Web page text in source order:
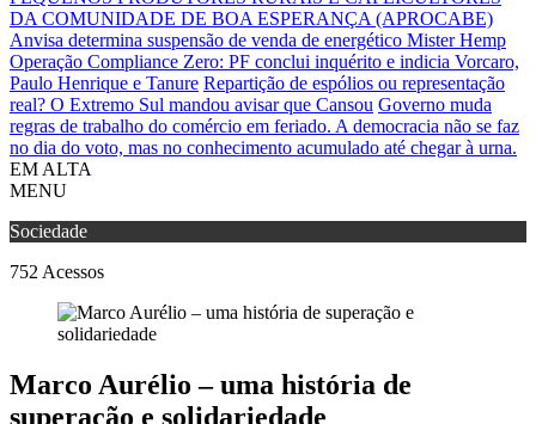
DA COMUNIDADE DE BOA ESPERANÇA (APROCABE)
Anvisa determina suspensão de venda de energético Mister Hemp
Operação Compliance Zero: PF conclui inquérito e indicia Vorcaro,
Paulo Henrique e Tanure Repartição de espólios ou representação
real? O Extremo Sul mandou avisar que Cansou Governo muda
regras de trabalho do comércio em feriado. A democracia não se faz
no dia do voto, mas no conhecimento acumulado até chegar à urna.
EM ALTA
MENU
Sociedade
752 Acessos
Marco Aurélio – uma história de
superação e solidariedade